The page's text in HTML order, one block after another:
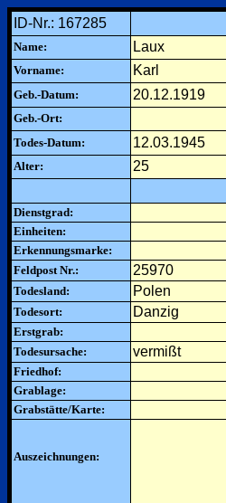
ID-Nr.: 167285
Name: Laux
Vorname:
Karl
Geb.-Datum:
20.12.1919
Geb.-Ort:
Todes-Datum:
12.03.1945
Alter:
25
Dienstgrad:
Einheiten:
Erkennungsmarke:
Feldpost Nr.:
25970
Todesland: Polen
Todesort: Danzig
Erstgrab:
Todesursache:
vermißt
Friedhof:
Grablage:
Grabstätte/Karte:
Auszeichnungen: